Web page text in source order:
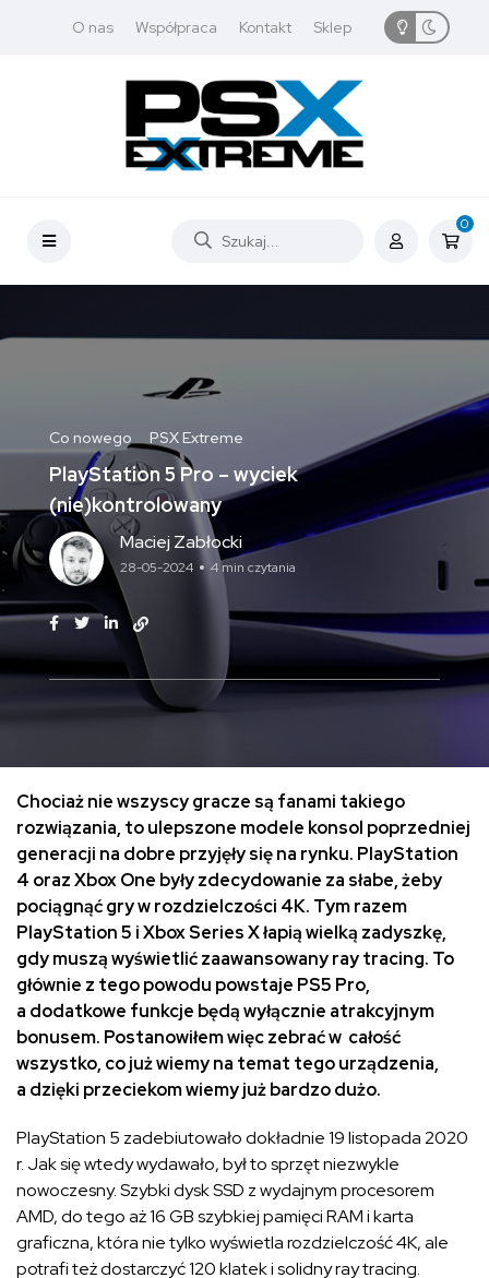
O nas Współpraca Kontakt Sklep
0
Co nowego PSX Extreme
PlayStation 5 Pro – wyciek
(nie)kontrolowany
Maciej Zabłocki
28-05-2024 4 min czytania
Chociaż nie wszyscy gracze są fanami takiego
rozwiązania, to ulepszone modele konsol poprzedniej
generacji na dobre przyjęły się na rynku. PlayStation
4 oraz Xbox One były zdecydowanie za słabe, żeby
pociągnąć gry w rozdzielczości 4K. Tym razem
PlayStation 5 i Xbox Series X łapią wielką zadyszkę,
gdy muszą wyświetlić zaawansowany ray tracing. To
głównie z tego powodu powstaje PS5 Pro,
a dodatkowe funkcje będą wyłącznie atrakcyjnym
bonusem. Postanowiłem więc zebrać w całość
wszystko, co już wiemy na temat tego urządzenia,
a dzięki przeciekom wiemy już bardzo dużo.
PlayStation 5 zadebiutowało dokładnie 19 listopada 2020
r. Jak się wtedy wydawało, był to sprzęt niezwykle
nowoczesny. Szybki dysk SSD z wydajnym procesorem
AMD, do tego aż 16 GB szybkiej pamięci RAM i karta
graficzna, która nie tylko wyświetla rozdzielczość 4K, ale
potrafi też dostarczyć 120 klatek i solidny ray tracing.